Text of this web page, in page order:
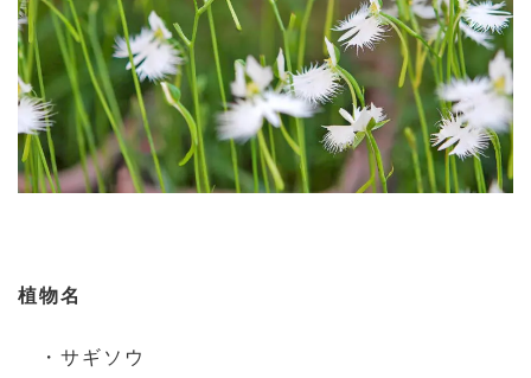
植物名
・サギソウ